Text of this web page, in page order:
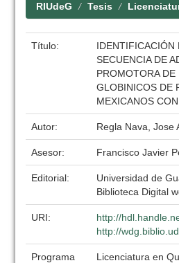
RIUdeG Tesis
Título:
IDENTIFICACIÓN
SECUENCIA DE
PROMOTORA
GLOBINICOS DE
MEXICANOS
Autor: Regla Nava, Jose
Asesor: Francisco Javier
Editorial:
Universidad de
Biblioteca Digital
URI:
http://
http://
Programa
Licenciatura en